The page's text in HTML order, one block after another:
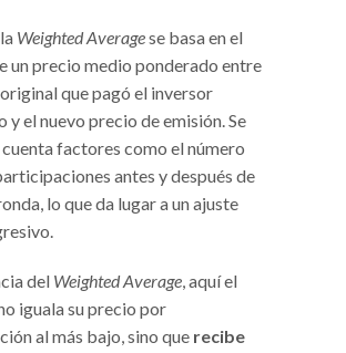
Weighted Averagese basa en el
un precio medio ponderado entre
que pagó el inversor
y el nuevo precio de emisión. Se
factores como el número
antes y después de
lo que da lugar a un ajuste
del Weighted Average, aquí el
iguala su precio por
al más bajo, sino que recibe